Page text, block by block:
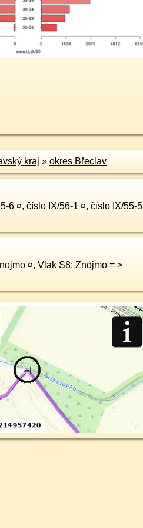
kraj » okres Břeclav
6 ¤, číslo IX/56-1 ¤, číslo IX/55-5
Břeclav = > Znojmo ¤, Vlak S8: Znojmo = >